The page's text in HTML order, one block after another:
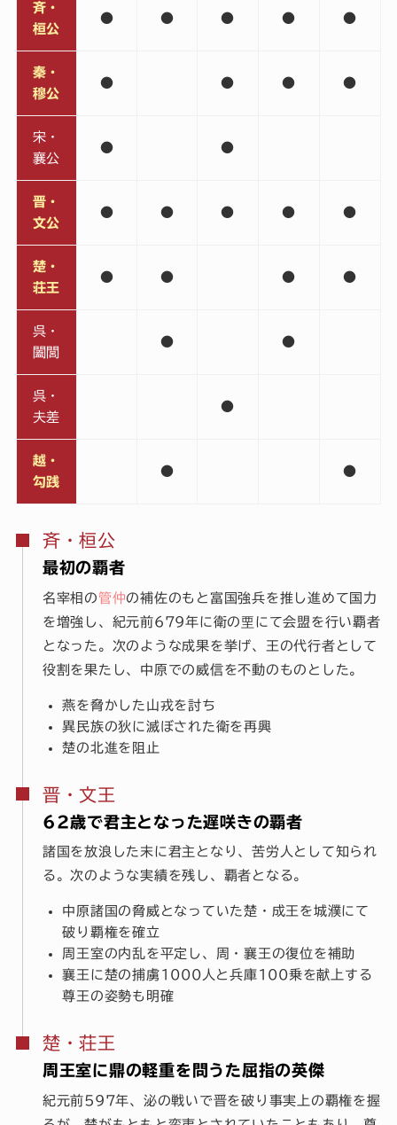
斉・
桓公
● ● ● ● ●
秦・
穆公
● ● ● ●
宋・
襄公
● ●
晋・
文公
● ● ● ● ●
楚・
荘王
● ● ● ●
呉・
闔閭
● ●
呉・
夫差
●
越・
勾践
● ●
斉・桓公
最初の覇者
名宰相の 管仲の補佐のもと富国強兵を推し進めて国力
を増強し、紀元前679年に衛の垔にて会盟を行い覇者
となった。次のような成果を挙げ、王の代行者として
役割を果たし、中原での威信を不動のものとした。
燕を脅かした山戎を討ち
異民族の狄に滅ぼされた衛を再興
楚の北進を阻止
晋・文王
62歳で君主となった遅咲きの覇者
諸国を放浪した末に君主となり、苦労人として知られ
る。次のような実績を残し、覇者となる。
中原諸国の脅威となっていた楚・成王を城濮にて
破り覇権を確立
周王室の内乱を平定し、周・襄王の復位を補助
襄王に楚の捕虜1000人と兵庫100乗を献上する
尊王の姿勢も明確
楚・荘王
周王室に鼎の軽重を問うた屈指の英傑
紀元前597年、泌の戦いで晋を破り事実上の覇権を握